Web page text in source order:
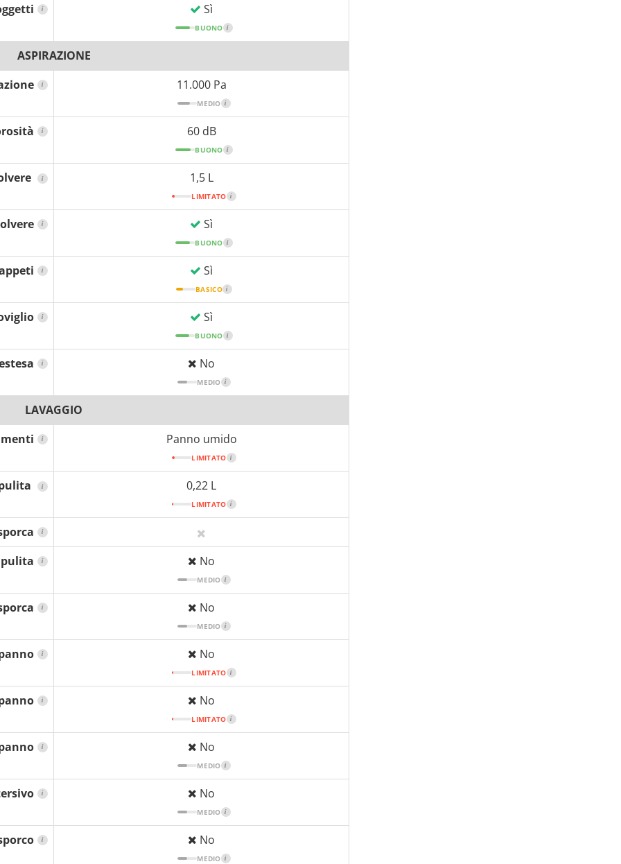
i Sì
BUONO i
ASPIRAZIONE
i 11.000 Pa
MEDIO i
i 60 dB
BUONO i
i 1,5 L
LIMITATO i
i Sì
BUONO i
i Sì
BASICO i
i Sì
BUONO i
i No
MEDIO i
LAVAGGIO
i Panno umido
LIMITATO i
i 0,22 L
LIMITATO i
i
i No
MEDIO i
i No
MEDIO i
i No
LIMITATO i
i No
LIMITATO i
i No
MEDIO i
i No
MEDIO i
i No
MEDIO i